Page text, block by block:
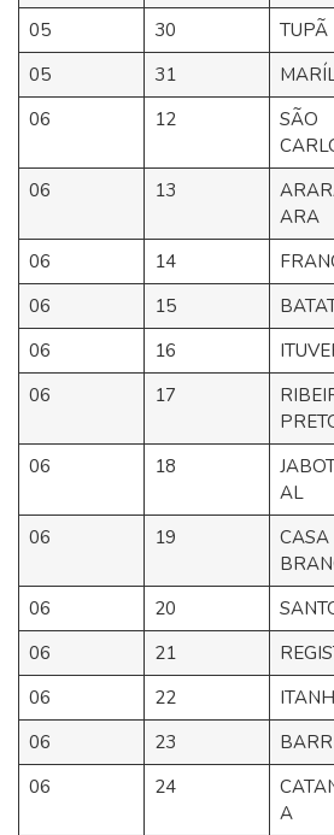
05
30 TUPÃ
05
31
06
12
SÃO
06 13
ARA
06 14
06
15
06
16
06
17
06 18
AL
06 19
CASA
06 20
06
21
06
22
06
23
06
24
A